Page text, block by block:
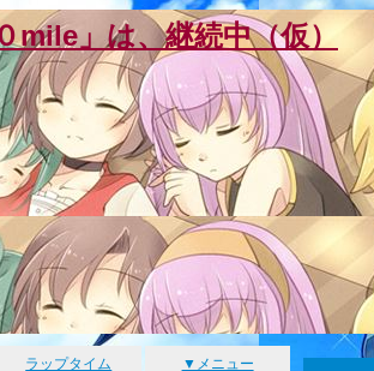
」は、継続中（仮）
ラップタイム ▼メニュー